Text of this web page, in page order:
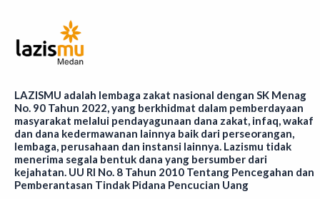
LAZISMU adalah lembaga zakat nasional dengan SK Menag
No. 90 Tahun 2022, yang berkhidmat dalam pemberdayaan
masyarakat melalui pendayagunaan dana zakat, infaq, wakaf
dan dana kedermawanan lainnya baik dari perseorangan,
lembaga, perusahaan dan instansi lainnya. Lazismu tidak
menerima segala bentuk dana yang bersumber dari
kejahatan. UU RI No. 8 Tahun 2010 Tentang Pencegahan dan
Pemberantasan Tindak Pidana Pencucian Uang